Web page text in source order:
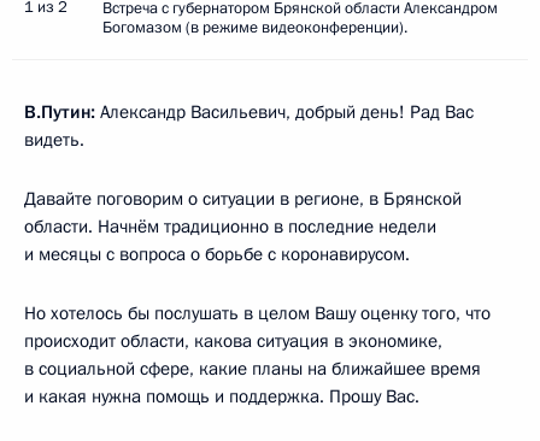
1 из 2
Встреча с губернатором Брянской области Александром
Богомазом (в режиме видеоконференции).
В.Путин: Александр Васильевич, добрый день! Рад Вас
видеть.
Давайте поговорим о ситуации в регионе, в Брянской
области. Начнём традиционно в последние недели
и месяцы с вопроса о борьбе с коронавирусом.
Но хотелось бы послушать в целом Вашу оценку того, что
происходит области, какова ситуация в экономике,
в социальной сфере, какие планы на ближайшее время
и какая нужна помощь и поддержка. Прошу Вас.